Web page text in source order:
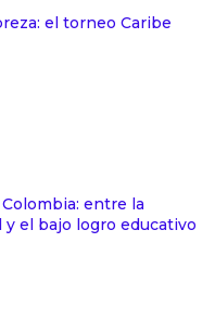
el torneo Caribe
entre la
el bajo logro educativo